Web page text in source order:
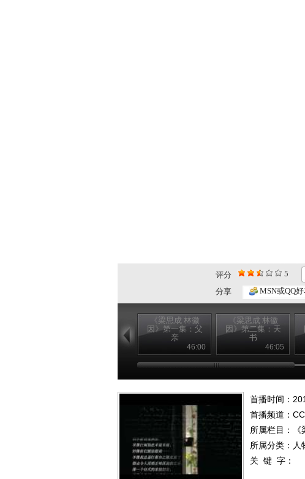
评分 5
分享
MSN或QQ
《梁思成 林徽
因》第一集：父
亲
46:00
《梁思成 林徽
因》第二集：天
书
46:05
首播时间：
首播频道：
所属栏目：
所属分类：人
关 键 字：